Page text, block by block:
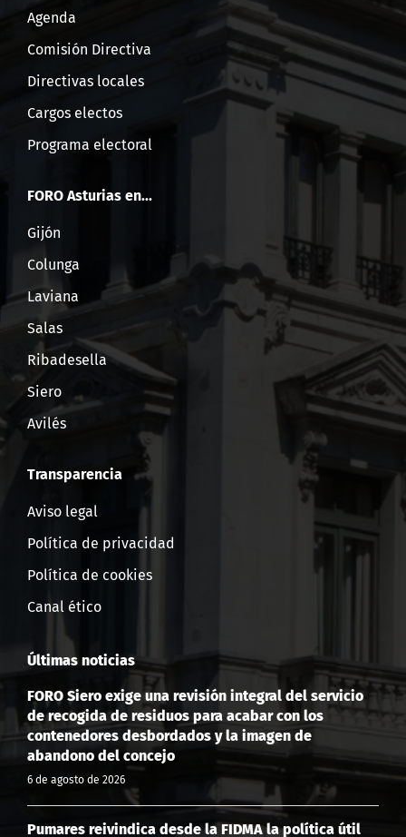
Agenda
Comisión Directiva
Directivas locales
Cargos electos
Programa electoral
FORO Asturias en...
Gijón
Colunga
Laviana
Salas
Ribadesella
Siero
Avilés
Transparencia
Aviso legal
Política de privacidad
Política de cookies
Canal ético
Últimas noticias
FORO Siero exige una revisión integral del servicio
de recogida de residuos para acabar con los
contenedores desbordados y la imagen de
abandono del concejo
6 de agosto de 2026
Pumares reivindica desde la FIDMA la política útil